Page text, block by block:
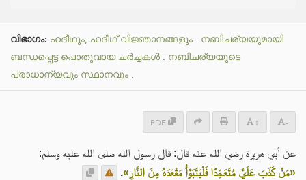
വിഭാഗം: ഹദീഥും, ഹദീഥ് വിജ്ഞാനങ്ങളും . നബിചര്യയുമായി
ബന്ധപ്പെട്ട പൊതുവായ ചർച്ചകൾ . നബിചര്യയുടെ
പ്രാധാന്യവും സ്ഥാനവും .
PDF + -
عن أبي هريرة رضي الله عنه قال: قال رسول الله صلى الله عليه وسلم:
«مَنْ كَذَبَ عَلَيَّ مُتَعَمِّدًا فَلْيَتَبَوَّأْ مَقْعَدَهُ مِنَ النَّارِ».